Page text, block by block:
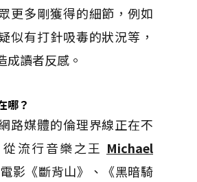
更多剛獲得的細節，例如
似有打針吸毒的狀況等，
成讀者反感。
哪？
路媒體的倫理界線正在不
流行音樂之王 Michael
電影《斷背山》、《黑暗騎